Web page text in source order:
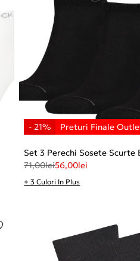
Set 3 Perechi Sosete Scurte
71,00lei56,00lei
+ 3 Culori In Plus